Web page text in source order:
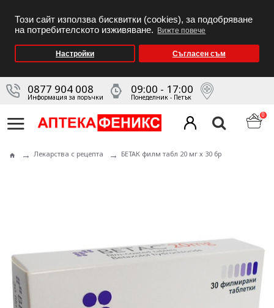
Този сайт използва бисквитки (cookies), за подобряване
на потребителското изживяване.
Вижте повече
Настройки Съгласен съм
0877 904 008
Информация за поръчки
09:00 - 17:00
Понеделник - Петък
0
Лекарства с рецепта БЕТАК филм табл 20 мг х 30 бр